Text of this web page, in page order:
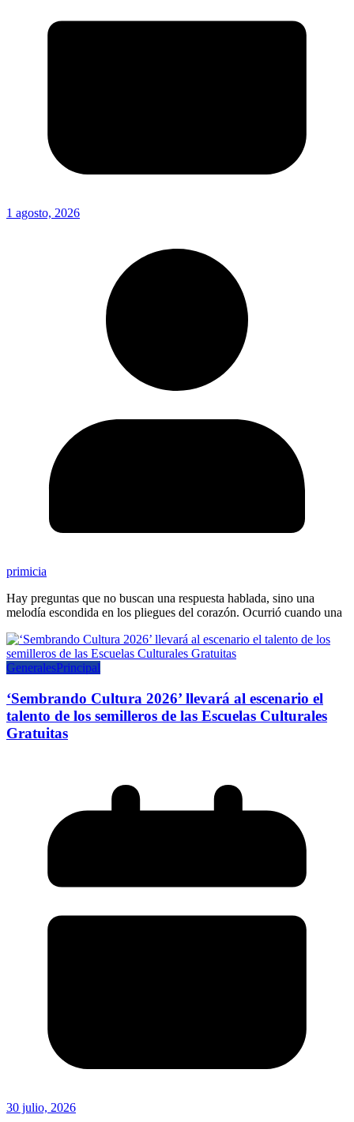
1 agosto, 2026
primicia
Hay preguntas que no buscan una respuesta hablada, sino una
melodía escondida en los pliegues del corazón. Ocurrió cuando una
GeneralesPrincipal
‘Sembrando Cultura 2026’ llevará al escenario el
talento de los semilleros de las Escuelas Culturales
Gratuitas
30 julio, 2026